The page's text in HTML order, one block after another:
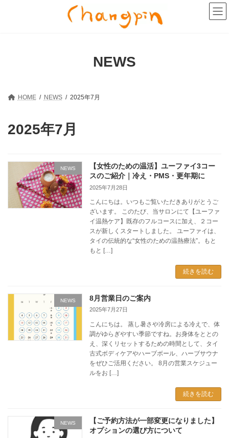
NEWS
HOME NEWS 2025年7月
2025年7月
NEWS
【女性のための温活】ユーファイ3コー
スのご紹介｜冷え・PMS・更年期に
2025年7月28日
こんにちは。いつもご覧いただきありがとうご
ざいます。 このたび、当サロンにて【ユーファ
イ温熱ケア】既存のフルコースに加え、２コー
スが新しくスタートしました。 ユーファイは、
タイの伝統的な“女性のための温熱療法”。もと
もと […]
続きを読む
NEWS 8月営業日のご案内
2025年7月27日
こんにちは。 蒸し暑さや冷房による冷えで、体
調がゆらぎやすい季節ですね。お身体をととの
え、深くリセットするための時間として、タイ
古式ボディケアやハーブボール、ハーブサウナ
をぜひご活用ください。 8月の営業スケジュー
ルをお […]
続きを読む
NEWS
【ご予約方法が一部変更になりました】
オプションの選び方について